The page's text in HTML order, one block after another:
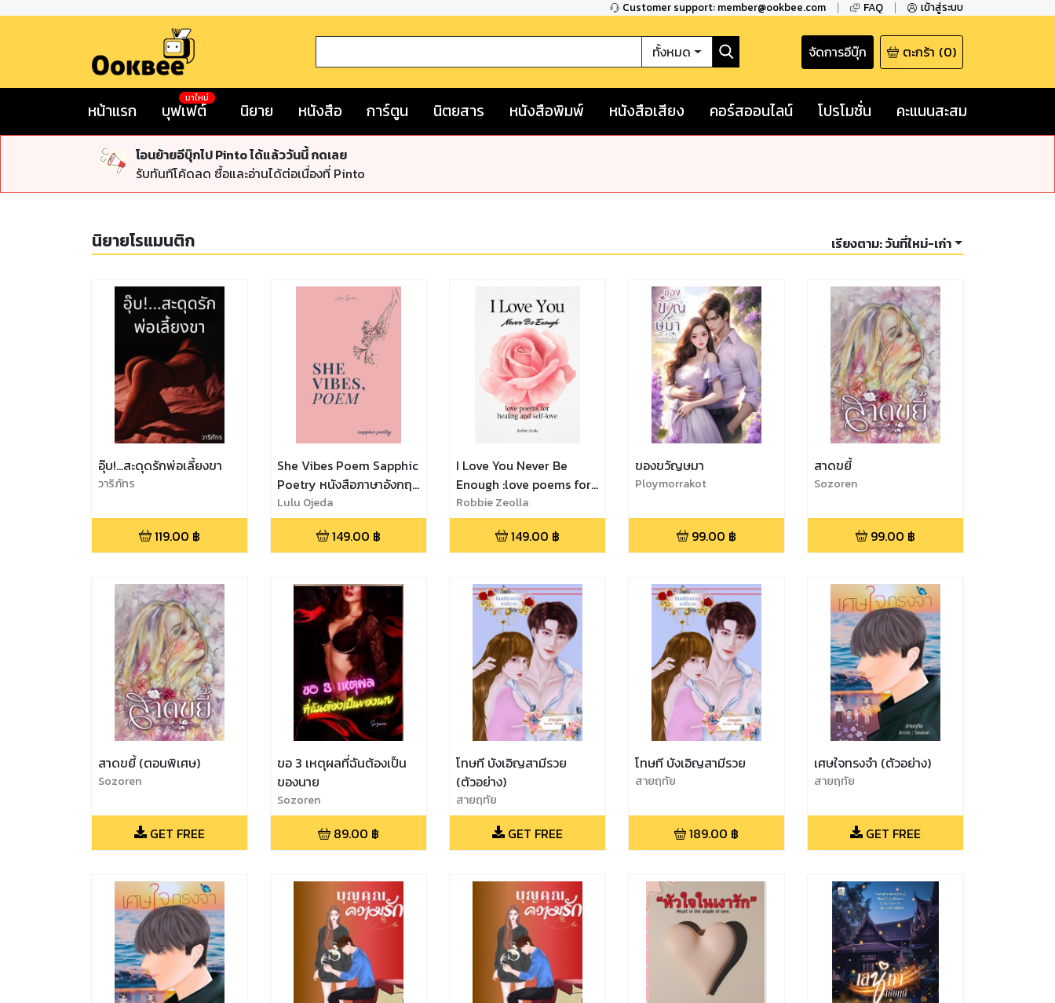
Customer support: member@ookbee.com FAQ เข้าสู่ระบบ
ทั้งหมด จัดการอีบุ๊ก ตะกร้า (0)
หน้าแรก บุฟเฟต์
มาใหม่
นิยาย หนังสือ การ์ตูน นิตยสาร หนังสือพิมพ์ หนังสือเสียง คอร์สออนไลน์ โปรโมชั่น คะแนนสะสม
โอนย้ายอีบุ๊กไป Pinto ได้แล้ววันนี้ กดเลย
รับทันทีโค้ดลด ซื้อและอ่านได้ต่อเนื่องที่ Pinto
นิยายโรแมนติก เรียงตาม:วันที่ใหม่-เก่า
อุ๊บ!...สะดุดรักพ่อเลี้ยงขา
วาริภัทร
119.00 ฿
She Vibes Poem Sapphic
Poetry หนังสือภาษาอังกฤษ
สำหรับ W|W lesbian girl
love girl Yuri
Lulu Ojeda
149.00 ฿
I Love You Never Be
Enough :love poems for
healing and self-love
หนังสือกลอนกวีรักภาษา
อังกฤษ ที่จะช่วยเยียวยาทุก
Robbie Zeolla
149.00 ฿
ของขวัญษมา
Ploymorrakot
99.00 ฿
สาดขยี้
Sozoren
99.00 ฿
สาดขยี้ (ตอนพิเศษ)
Sozoren
GET FREE
ขอ 3 เหตุผลที่ฉันต้องเป็น
ของนาย
Sozoren
89.00 ฿
โทษที บังเอิญสามีรวย
(ตัวอย่าง)
สายฤทัย
GET FREE
โทษที บังเอิญสามีรวย
สายฤทัย
189.00 ฿
เศษใจทรงจำ (ตัวอย่าง)
สายฤทัย
GET FREE